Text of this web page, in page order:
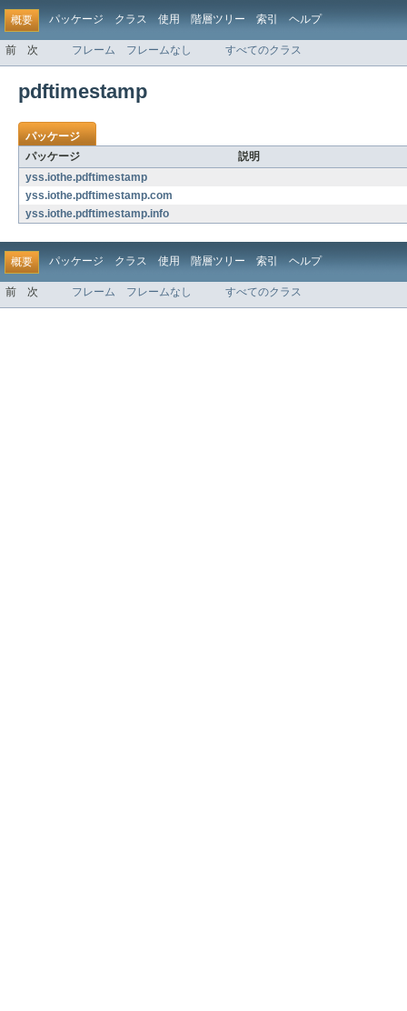
概要 パッケージ クラス 使用 階層ツリー 索引 ヘルプ
前 次 フレーム フレームなし すべてのクラス
pdftimestamp
パッケージ
パッケージ
説明
yss.iothe.pdftimestamp
yss.iothe.pdftimestamp.com
yss.iothe.pdftimestamp.info
概要 パッケージ クラス 使用 階層ツリー 索引 ヘルプ
前 次 フレーム フレームなし すべてのクラス